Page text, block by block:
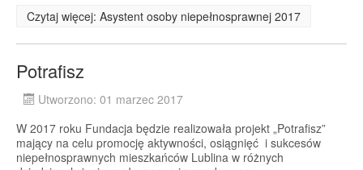
Czytaj więcej: Asystent osoby niepełnosprawnej 2017
Potrafisz
Utworzono: 01 marzec 2017
W 2017 roku Fundacja będzie realizowała projekt „Potrafisz”
mający na celu promocję aktywności, osiągnięć i sukcesów
niepełnosprawnych mieszkańców Lublina w różnych